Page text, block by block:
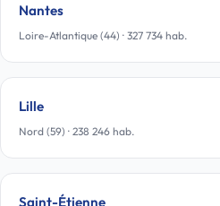
Nantes
Loire-Atlantique (44) · 327 734 hab.
Lille
Nord (59) · 238 246 hab.
Saint-Étienne